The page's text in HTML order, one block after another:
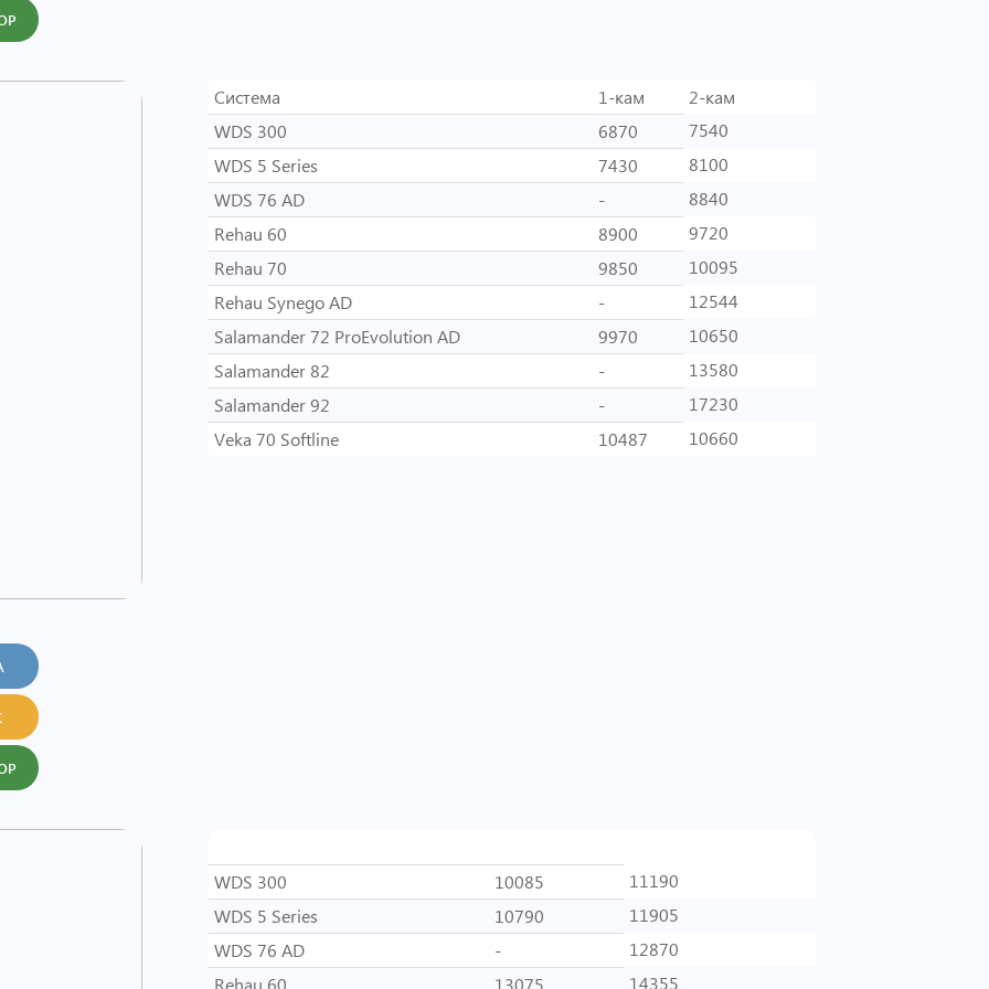
Система 1-кам
2-кам
WDS 300
6870
7540
WDS 5 Series
7430
8100
WDS 76 AD
-
8840
Rehau 60
8900
9720
Rehau 70
9850
10095
Rehau Synego AD
-
12544
Salamander 72 ProEvolution AD
9970
10650
Salamander 82
-
13580
Salamander 92
-
17230
Veka 70 Softline
10487 10660
WDS 300 10085
11190
WDS 5 Series
10790
11905
WDS 76 AD
-
12870
Rehau 60
13075 14355